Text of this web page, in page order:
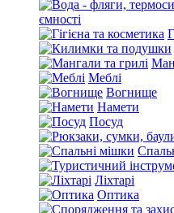
ємності
Меблі
Вогнище
Намети
Посуд
Ліхтарі
Оптика